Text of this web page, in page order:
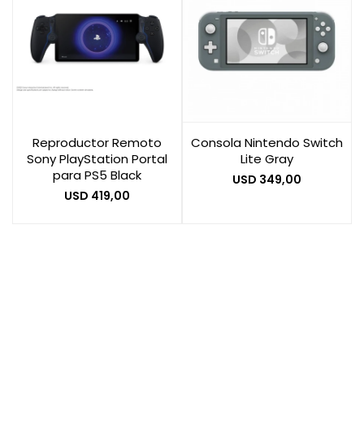
Reproductor Remoto
Sony PlayStation Portal
para PS5 Black
USD 419,00
Consola Nintendo Switch
Lite Gray
USD 349,00
Audio, Foto y Video
Smart Home